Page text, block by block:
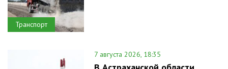
Транспорт
7 августа 2026, 18:35